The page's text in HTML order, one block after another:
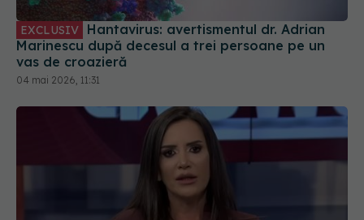
04 mai 2026, 11:31